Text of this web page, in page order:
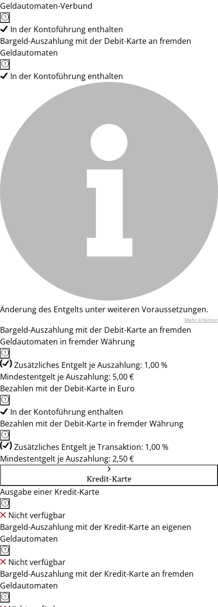
Geldautomaten-Verbund
In der Kontoführung enthalten
Bargeld-Auszahlung mit der Debit-Karte an fremden
Geldautomaten
In der Kontoführung enthalten
Änderung des Entgelts unter weiteren Voraussetzungen.
Mehr erfahren
Bargeld-Auszahlung mit der Debit-Karte an fremden
Geldautomaten in fremder Währung
Zusätzliches Entgelt je Auszahlung: 1,00 %
Mindestentgelt je Auszahlung: 5,00 €
Bezahlen mit der Debit-Karte in Euro
In der Kontoführung enthalten
Bezahlen mit der Debit-Karte in fremder Währung
Zusätzliches Entgelt je Transaktion: 1,00 %
Mindestentgelt je Auszahlung: 2,50 €
Kredit-Karte
Ausgabe einer Kredit-Karte
Nicht verfügbar
Bargeld-Auszahlung mit der Kredit-Karte an eigenen
Geldautomaten
Nicht verfügbar
Bargeld-Auszahlung mit der Kredit-Karte an fremden
Geldautomaten